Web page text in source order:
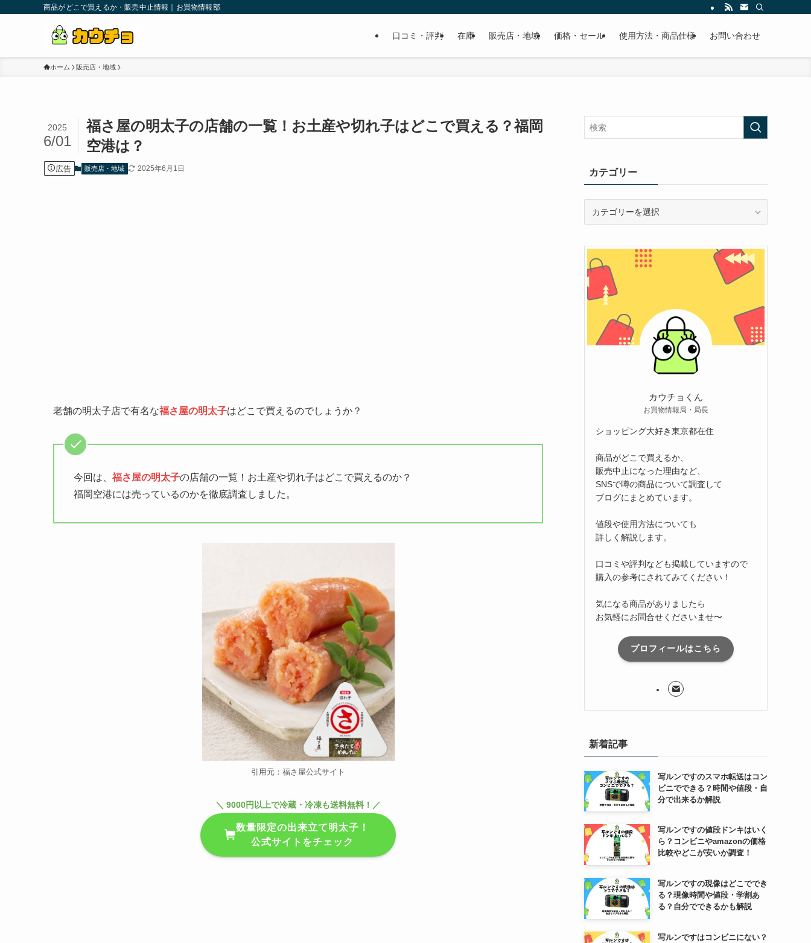
商品がどこで買えるか・販売中止情報｜お買物情報部
口コミ・評判 在庫 販売店・地域 価格・セール 使用方法・商品仕様 お問い合わせ
ホーム 販売店・地域
福さ屋の明太子の店舗の一覧！お土産や切れ子はどこで買える？福岡
空港は？
2025
6/01
広告 販売店・地域 2025年6月1日
老舗の明太子店で有名な福さ屋の明太子はどこで買えるのでしょうか？
今回は、 福さ屋の明太子の店舗の一覧！お土産や切れ子はどこで買えるのか？
福岡空港には売っているのかを徹底調査しました。
引用元：福さ屋公式サイト
＼ 9000円以上で冷蔵・冷凍も送料無料！／
数量限定の出来立て明太子！
公式サイトをチェック
カテゴリー
リ
ー
カウチョくん
お買物情報局・局長
ショッピング大好き東京都在住
商品がどこで買えるか、
販売中止になった理由など、
SNSで噂の商品について調査して
ブログにまとめています。
値段や使用方法についても
詳しく解説します。
口コミや評判なども掲載していますので
購入の参考にされてみてください！
気になる商品がありましたら
お気軽にお問合せくださいませ〜
プロフィールはこちら
新着記事
写ルンですのスマホ転送はコン
ビニでできる？時間や値段・自
分で出来るか解説
写ルンですの値段ドンキはいく
ら？コンビニやamazonの価格
比較やどこが安いか調査！
写ルンですの現像はどこででき
る？現像時間や値段・学割あ
る？自分でできるかも解説
写ルンですはコンビニにない？